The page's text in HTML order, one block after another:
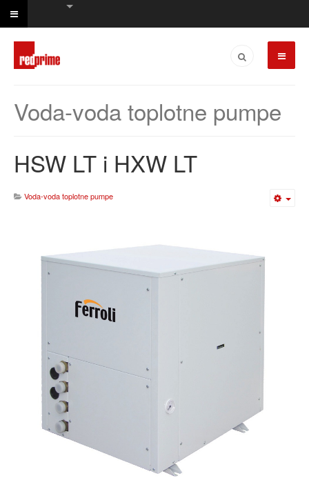
Voda-voda toplotne pumpe
HSW LT i HXW LT
Voda-voda toplotne pumpe